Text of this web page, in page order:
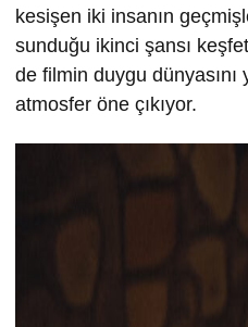
kesişen iki insanın
sunduğu ikinci şansı
de filmin duygu dünyasını
atmosfer öne çıkıyor.